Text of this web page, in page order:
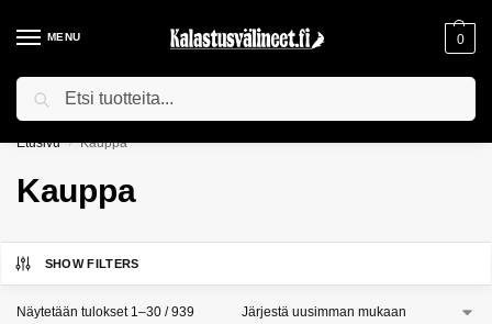
MENU 0
ILMAINEN TOIMITUS YLI 75€ TILAUKSILLE!
Etusivu / Kauppa
Kauppa
SHOW FILTERS
Näytetään tulokset 1–30 / 939